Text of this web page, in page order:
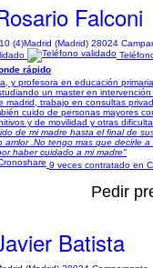
Falconi
10 (4)Madrid (Madrid) 28024
rápido
y profesora en educación
un master en
madrid, trabajo en consultas
cuido de personas mayores
y de movilidad y otras
de mi madre hasta el final de
amlor .No tengo mas que decirle a
haber cuidado a mi madre"
9 veces contratado en
Pedir
Batista